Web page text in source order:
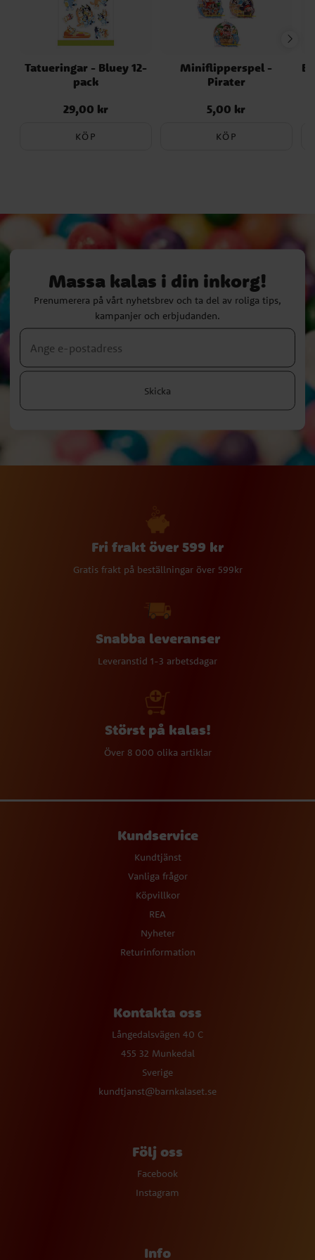
Tatueringar - Bluey 12-
pack
Pris: 29,00 kr
29,00 kr
KÖP
Miniflipperspel -
Pirater
Pris :5,00 kr
5,00 kr
KÖP
Massa kalas i din inkorg!
Prenumerera på vårt nyhetsbrev och ta del av roliga tips,
kampanjer och erbjudanden.
Skicka
Fri frakt över 599 kr
Gratis frakt på beställningar över 599kr
Snabba leveranser
Leveranstid 1-3 arbetsdagar
Störst på kalas!
Över 8 000 olika artiklar
Kundservice
Kundtjänst
Vanliga frågor
Köpvillkor
REA
Nyheter
Returinformation
Kontakta oss
Långedalsvägen 40 C
455 32 Munkedal
Sverige
kundtjanst@barnkalaset.se
Följ oss
Facebook
Instagram
Info